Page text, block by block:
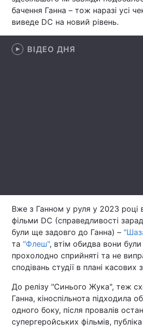
Контакти
Послуги
бачення Ганна – тож наразі усі
виведе DC на новий рівень.
ВІДЕО ДНЯ
Вже з Ганном у руля у 2023 році
фільми DC (справедливості
були ще задовго до Ганна) –
та "Флеш", втім обидва вони були
прохолодно сприйняті та не
сподівань студії в плані касових
До релізу "Синього Жука", теж
Ганна, кіноспільнота підходила
одного боку, після провалів
супергеройських фільмів,